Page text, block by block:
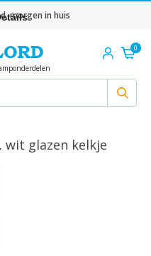
morgen in huis
0
wit glazen kelkje